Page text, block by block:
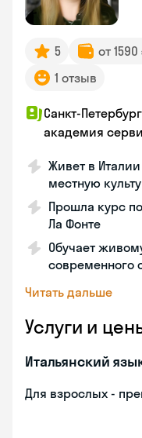
5 от
1 отзыв
Санкт-
академия
Живет в
местную
Прошла курс
Ла Фонте
Обучает
современного
Читать дальше
Услуги и
Итальянский
Для взрослых -